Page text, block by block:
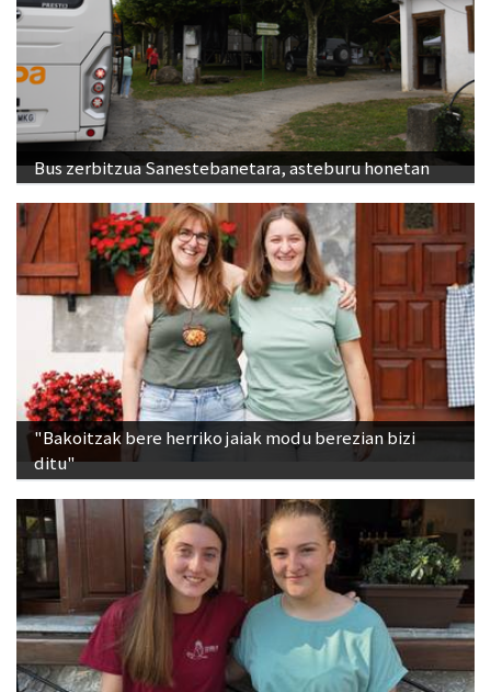
Bus zerbitzua Sanestebanetara, asteburu honetan
"Bakoitzak bere herriko jaiak modu berezian bizi
ditu"